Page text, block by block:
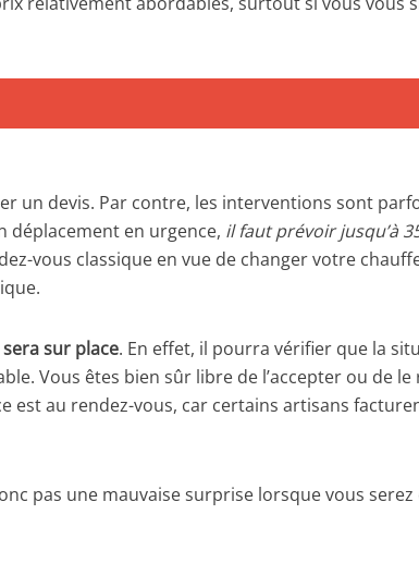
un devis. Par contre, les interventions sont
déplacement en urgence, il faut prévoir jusqu’à
vous classique en vue de changer votre
sur place. En effet, il pourra vérifier que la
Vous êtes bien sûr libre de l’accepter ou de le
est au rendez-vous, car certains artisans
pas une mauvaise surprise lorsque vous serez